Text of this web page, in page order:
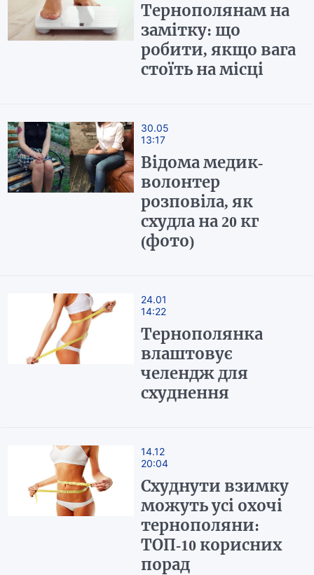
Тернополянам на
замітку: що
робити, якщо вага
стоїть на місці
30.05
13:17
Відома медик-
волонтер
розповіла, як
схудла на 20 кг
(фото)
24.01
14:22
Тернополянка
влаштовує
челендж для
схуднення
14.12
20:04
Схуднути взимку
можуть усі охочі
тернополяни:
ТОП-10 корисних
порад